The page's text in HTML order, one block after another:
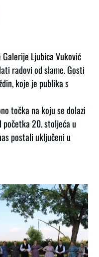
Ljubica Vuković
radovi od slame. Gosti
koje je publika s
točka na koju se dolazi
početka 20. stoljeća u
postali uključeni u